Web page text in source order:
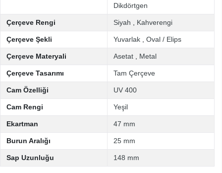
Dikdörtgen
Çerçeve Rengi Siyah Kahverengi
Çerçeve Şekli Yuvarlak Oval / Elips
Çerçeve Materyali Asetat Metal
Çerçeve Tasarımı Tam Çerçeve
Cam Özelliği UV 400
Cam Rengi Yeşil
Ekartman 47 mm
Burun Aralığı 25 mm
Sap Uzunluğu 148 mm